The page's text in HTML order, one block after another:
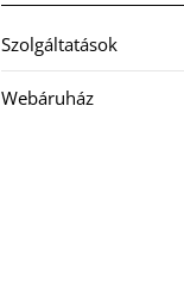
Szolgáltatások
Webáruház